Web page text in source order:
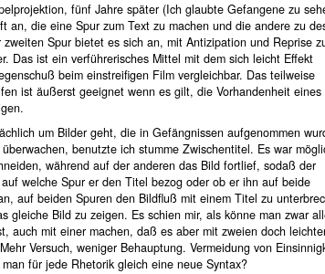
fünf Jahre später (Ich glaubte Gefangene zu
an, die eine Spur zum Text zu machen und die andere zu
Spur bietet es sich an, mit Antizipation und Reprise
Das ist ein verführerisches Mittel mit dem sich leicht Effekt
beim einstreifigen Film vergleichbar. Das teilweise
ist äußerst geeignet wenn es gilt, die Vorhandenheit eines
um Bilder geht, die in Gefängnissen aufgenommen
benutzte ich stumme Zwischentitel. Es war
während auf der anderen das Bild fortlief, sodaß der
welche Spur er den Titel bezog oder ob er ihn auf beide
auf beiden Spuren den Bildfluß mit einem Titel zu
gleiche Bild zu zeigen. Es schien mir, als könne man zwar
auch mit einer machen, daß es aber mit zweien doch
Versuch, weniger Behauptung. Vermeidung von
für jede Rhetorik gleich eine neue Syntax?